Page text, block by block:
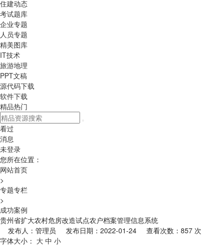
住建动态
考试题库
企业专题
人员专题
精美图库
IT技术
旅游地理
PPT文稿
源代码下载
软件下载
精品热门
看过
消息
未登录
您所在位置：
网站首页
>
专题专栏
>
成功案例
贵州省扩大农村危房改造试点农户档案管理信息系统
发布人：管理员 发布日期：2022-01-24 查看次数：857 次
字体大小： 大 中 小